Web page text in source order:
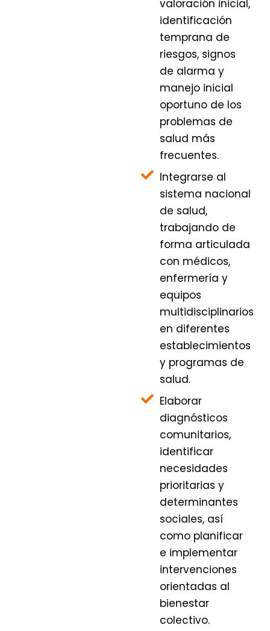
valoración inicial,
identificación
temprana de
riesgos, signos
de alarma y
manejo inicial
oportuno de los
problemas de
salud más
frecuentes.
Integrarse al
sistema nacional
de salud,
trabajando de
forma articulada
con médicos,
enfermería y
equipos
multidisciplinarios
en diferentes
establecimientos
y programas de
salud.
Elaborar
diagnósticos
comunitarios,
identificar
necesidades
prioritarias y
determinantes
sociales, así
como planificar
e implementar
intervenciones
orientadas al
bienestar
colectivo.